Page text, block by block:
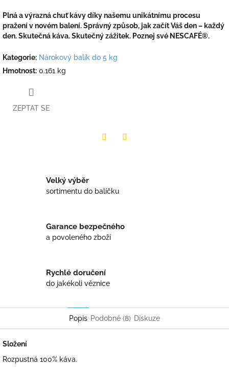
Plná a výrazná chuť kávy díky našemu unikátnímu procesu
pražení v novém balení. Správný způsob, jak začít Váš den – každý
den. Skutečná káva. Skutečný zážitek. Poznej své NESCAFÉ®.
Kategorie: Nárokový balík do 5 kg
Hmotnost: 0.161 kg
ZEPTAT SE
Velký výběr
sortimentu do balíčku
Garance bezpečného
a povoleného zboží
Rychlé doručení
do jakékoli věznice
Popis Podobné (8) Diskuze
Složení
Rozpustná 100% káva.